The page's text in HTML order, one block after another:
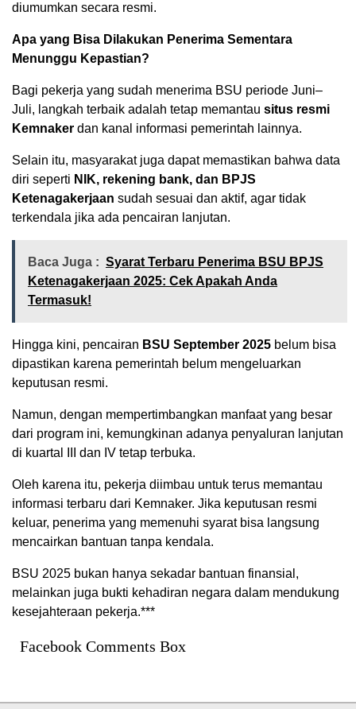
diumumkan secara resmi.
Apa yang Bisa Dilakukan Penerima Sementara
Menunggu Kepastian?
Bagi pekerja yang sudah menerima BSU periode Juni–
Juli, langkah terbaik adalah tetap memantau situs resmi
Kemnaker dan kanal informasi pemerintah lainnya.
Selain itu, masyarakat juga dapat memastikan bahwa data
diri seperti NIK, rekening bank, dan BPJS
Ketenagakerjaan sudah sesuai dan aktif, agar tidak
terkendala jika ada pencairan lanjutan.
Baca Juga : Syarat Terbaru Penerima BSU BPJS
Ketenagakerjaan 2025: Cek Apakah Anda
Termasuk!
Hingga kini, pencairan BSU September 2025 belum bisa
dipastikan karena pemerintah belum mengeluarkan
keputusan resmi.
Namun, dengan mempertimbangkan manfaat yang besar
dari program ini, kemungkinan adanya penyaluran lanjutan
di kuartal III dan IV tetap terbuka.
Oleh karena itu, pekerja diimbau untuk terus memantau
informasi terbaru dari Kemnaker. Jika keputusan resmi
keluar, penerima yang memenuhi syarat bisa langsung
mencairkan bantuan tanpa kendala.
BSU 2025 bukan hanya sekadar bantuan finansial,
melainkan juga bukti kehadiran negara dalam mendukung
kesejahteraan pekerja.***
Facebook Comments Box